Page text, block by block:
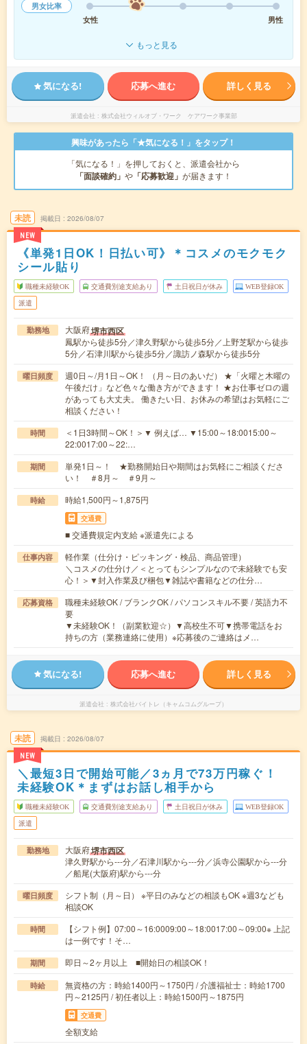
男女比率
女性
男性
もっと見る
気になる! 応募へ進む 詳しく見る
派遣会社 株式会社ウィルオブ・ワーク ケアワーク事業部
興味があったら「★気になる！」をタップ！
「気になる！」を押しておくと、派遣会社から
「面談確約」 や 「応募歓迎」 が届きます！
未読
NEW
掲載日 2026/08/07
《単発1日OK！日払い可》＊コスメのモクモク
シール貼り
職種未経験OK 交通費別途支給あり 土日祝日が休み WEB登録OK
派遣
勤務地 大阪府堺市西区
鳳駅から徒歩5分／津久野駅から徒歩5分／上野芝駅から徒歩
5分／石津川駅から徒歩5分／諏訪ノ森駅から徒歩5分
曜日頻度
週0日～/月1日～OK！ （月～日のあいだ） ★「火曜と木曜の
午後だけ」など色々な働き方ができます！ ★お仕事ゼロの週
があっても大丈夫。 働きたい日、お休みの希望はお気軽にご
相談ください！
時間
＜1日3時間～OK！＞▼ 例えば… ▼15:00～18:0015:00～
22:0017:00～22:…
期間
単発1日～！ ★勤務開始日や期間はお気軽にご相談くださ
い！ ＃8月～ ＃9月～
時給 時給1,500円～1,875円
交通費
■ 交通費規定内支給 ※派遣先による
仕事内容
軽作業（仕分け・ピッキング・検品、商品管理）
＼コスメの仕分け／＜とってもシンプルなので未経験でも安
心！＞▼封入作業及び梱包▼雑誌や書籍などの仕分…
応募資格
職種未経験OK / ブランクOK / パソコンスキル不要 / 英語力不
要
▼未経験OK！（副業歓迎☆）▼高校生不可▼携帯電話をお
持ちの方（業務連絡に使用）※応募後のご連絡はメ…
気になる! 応募へ進む 詳しく見る
派遣会社 株式会社バイトレ（キャムコムグループ）
未読
NEW
掲載日 2026/08/07
＼最短3日で開始可能／3ヵ月で73万円稼ぐ！
未経験OK＊まずはお話し相手から
職種未経験OK 交通費別途支給あり 土日祝日が休み WEB登録OK
派遣
勤務地 大阪府堺市西区
津久野駅から---分／石津川駅から---分／浜寺公園駅から---分
／船尾(大阪府)駅から---分
曜日頻度
シフト制（月～日） ※平日のみなどの相談もOK ※週3なども
相談OK
時間
【シフト例】07:00～16:0009:00～18:0017:00～09:00※ 上記
は一例です！そ…
期間 即日～2ヶ月以上 ■開始日の相談OK！
時給
無資格の方：時給1400円～1750円 / 介護福祉士：時給1700
円～2125円 / 初任者以上：時給1500円～1875円
交通費
全額支給